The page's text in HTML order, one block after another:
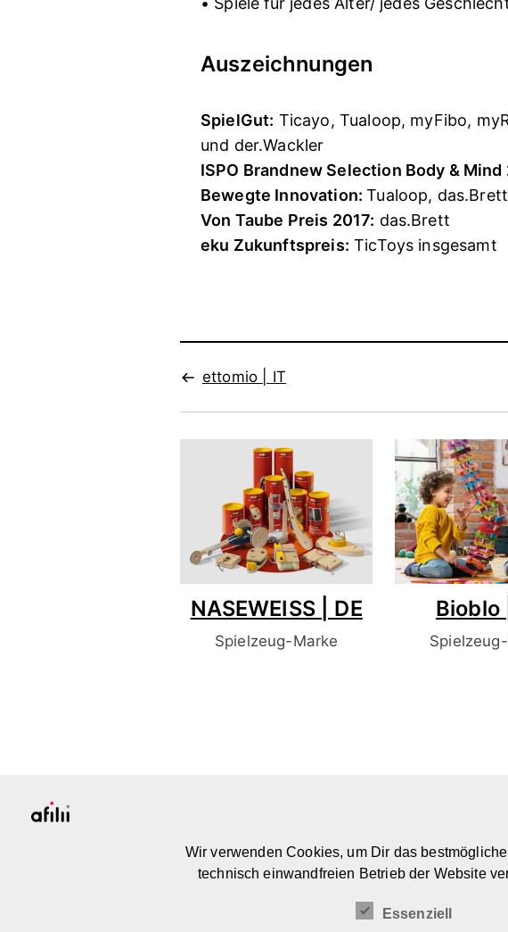
Auszeichnungen
SpielGut: Ticayo, Tualoop, myFibo,
und der.Wackler
ISPO Brandnew Selection Body & Mind
Bewegte Innovation:Tualoop, das.Brett
Von Taube Preis 2017: das.Brett
eku Zukunftspreis: TicToys insgesamt
ettomio | IT
NASEWEISS | DE
Spielzeug-Marke
Bioblo
FOR MEANINGFUL DESIGN FOR KIDSWir verwenden Cookies, um Dir das
technisch einwandfreien Betrieb der Website
Essenziell